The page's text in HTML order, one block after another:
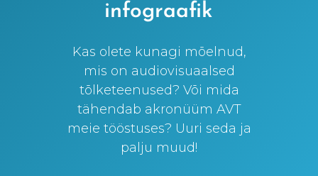
infograafik
Kas olete kunagi mõelnud,
mis on audiovisuaalsed
tõlketeenused? Või mida
tähendab akronüüm AVT
meie tööstuses? Uuri seda ja
palju muud!